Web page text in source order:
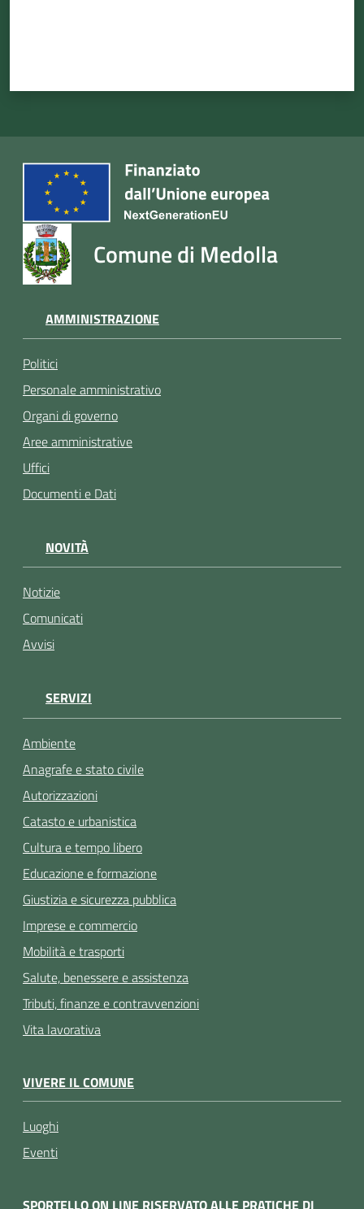
Comune di Medolla
AMMINISTRAZIONE
Politici
Personale amministrativo
Organi di governo
Aree amministrative
Uffici
Documenti e Dati
NOVITÀ
Notizie
Comunicati
Avvisi
SERVIZI
Ambiente
Anagrafe e stato civile
Autorizzazioni
Catasto e urbanistica
Cultura e tempo libero
Educazione e formazione
Giustizia e sicurezza pubblica
Imprese e commercio
Mobilità e trasporti
Salute, benessere e assistenza
Tributi, finanze e contravvenzioni
Vita lavorativa
VIVERE IL COMUNE
Luoghi
Eventi